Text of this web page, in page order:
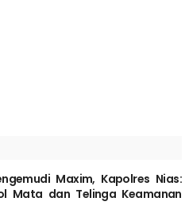
Maxim, Kapolres Nias:
Mata dan Telinga Keamanan